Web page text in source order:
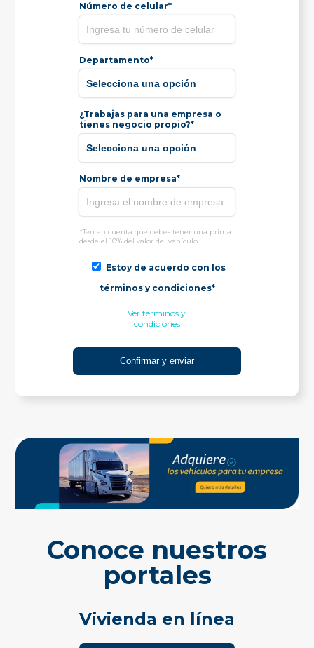
Número de celular*
Departamento*
¿Trabajas para una empresa o
tienes negocio propio?*
Nombre de empresa*
*Ten en cuenta que debes tener una prima
desde el 10% del valor del vehículo.
Estoy de acuerdo con los
términos y condiciones*
Ver términos y
condiciones
Conoce nuestros
portales
Vivienda en línea